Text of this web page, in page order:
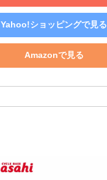
Yahoo!ショッピングで見る
Amazonで見る